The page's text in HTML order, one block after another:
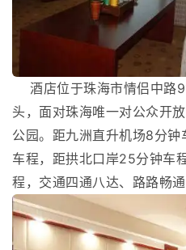
酒店位于珠海市情侣中路
头，面对珠海唯一对公众开
公园。距九洲直升机场8分
车程，距拱北口岸25分钟车
程，交通四通八达、路路畅通